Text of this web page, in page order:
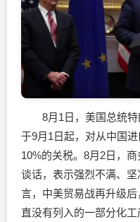
8月1日，美国总统特
于9月1日起，对从中国
10%的关税。8月2日，
谈话，表示强烈不满、
言，中美贸易战再升级
直没有列入的一部分化